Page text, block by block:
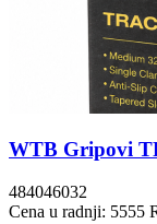
WTB Gripovi
484046032
Cena u radnji: 5555